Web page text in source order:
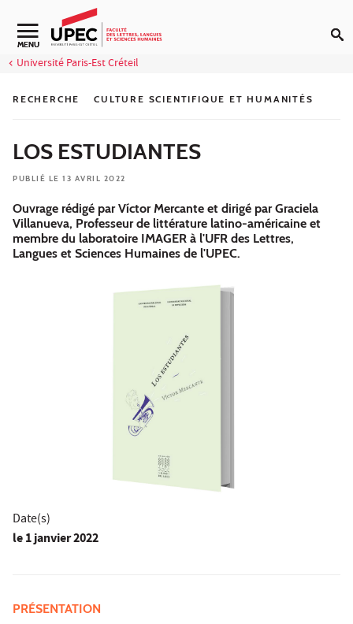
Aller au contenu
Navigation secondaire
MENU
Université Paris-Est Créteil
RECHERCHE CULTURE SCIENTIFIQUE ET HUMANITÉS
LOS ESTUDIANTES
PUBLIÉ LE 13 AVRIL 2022
Ouvrage rédigé par Víctor Mercante et dirigé par Graciela
Villanueva, Professeur de littérature latino-américaine et
membre du laboratoire IMAGER à l'UFR des Lettres,
Langues et Sciences Humaines de l'UPEC.
Date(s)
le1 janvier 2022
PRÉSENTATION